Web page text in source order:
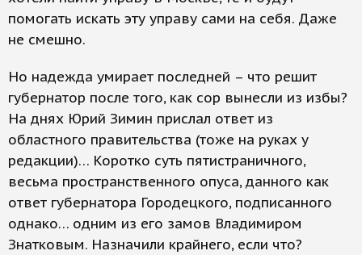
помогать искать эту управу сами на себя. Даже
не смешно.
Но надежда умирает последней – что решит
губернатор после того, как сор вынесли из избы?
На днях Юрий Зимин прислал ответ из
областного правительства (тоже на руках у
редакции)… Коротко суть пятистраничного,
весьма пространственного опуса, данного как
ответ губернатора Городецкого, подписанного
однако… одним из его замов Владимиром
Знатковым. Назначили крайнего, если что?